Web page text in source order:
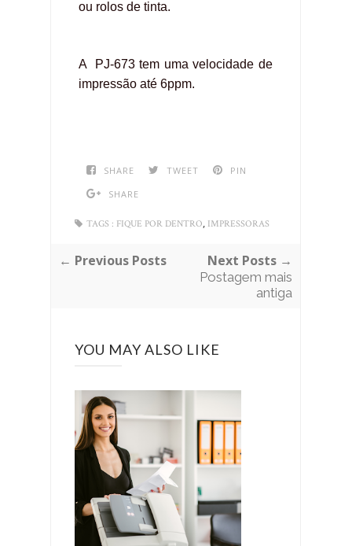
ou rolos de tinta.
A PJ-673 tem uma velocidade de
impressão até 6ppm.
SHARE TWEET
PIN
SHARE
TAGS : FIQUE POR DENTRO, IMPRESSORAS
← Previous Posts Next Posts →
Postagem mais
antiga
YOU MAY ALSO LIKE